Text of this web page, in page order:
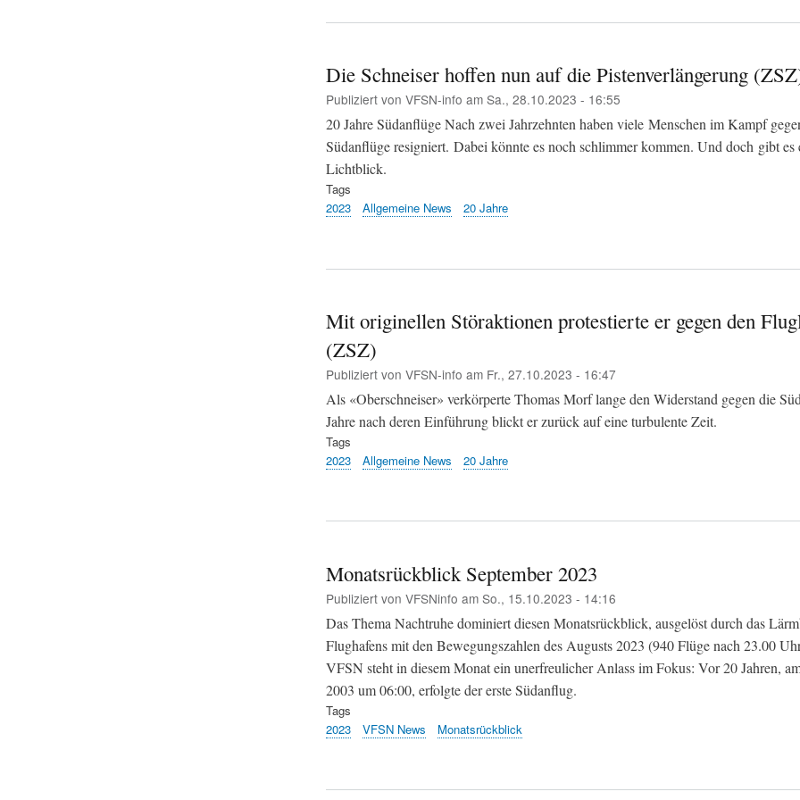
Die Schneiser hoffen nun auf die Pistenverlängerung
Publiziert von VFSN-info am Sa., 28.10.2023 - 16:55
20 Jahre Südanflüge Nach zwei Jahrzehnten haben viele Menschen im Kampf
Südanflüge resigniert. Dabei könnte es noch schlimmer kommen. Und doch gibt es
Lichtblick.
Tags
2023
Allgemeine News 20 Jahre
Mit originellen Störaktionen protestierte er gegen den
(ZSZ)
Publiziert von VFSN-info am Fr., 27.10.2023 - 16:47
Als «Oberschneiser» verkörperte Thomas Morf lange den Widerstand gegen die
Jahre nach deren Einführung blickt er zurück auf eine turbulente Zeit.
Tags
2023
Allgemeine News 20 Jahre
Monatsrückblick September 2023
Publiziert von VFSNinfo am So., 15.10.2023 - 14:16
Das Thema Nachtruhe dominiert diesen Monatsrückblick, ausgelöst durch das
Flughafens mit den Bewegungszahlen des Augusts 2023 (940 Flüge nach 23.00
VFSN steht in diesem Monat ein unerfreulicher Anlass im Fokus: Vor 20 Jahren,
2003 um 06:00, erfolgte der erste Südanflug.
Tags
2023
VFSN News Monatsrückblick